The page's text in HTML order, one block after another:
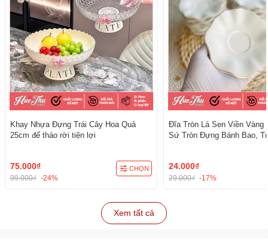
Khay Nhựa Đựng Trái Cây Hoa Quả
25cm đế tháo rời tiện lợi
75.000₫
99.000₫ -24%
CHỌN
Đĩa Tròn Lá Sen Viền Vàng
Sứ Tròn Đựng Bánh Bao,
24.000₫
29.000₫ -17%
Xem tất cả